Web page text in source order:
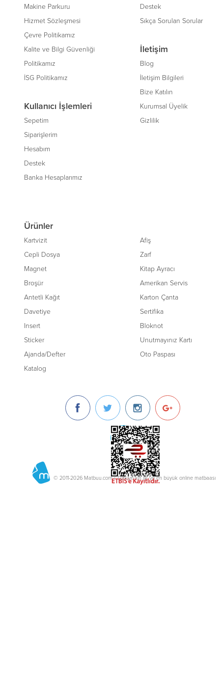
Makine Parkuru
Hizmet Sözleşmesi
Çevre Politikamız
Kalite ve Bilgi Güvenliği
Politikamız
İSG Politikamız
Kullanıcı İşlemleri
Sepetim
Siparişlerim
Hesabım
Destek
Banka Hesaplarımız
Destek
Sıkça Sorulan Sorular
İletişim
Blog
İletişim Bilgileri
Bize Katılın
Kurumsal Üyelik
Gizlilik
Ürünler
Kartvizit
Cepli Dosya
Magnet
Broşür
Antetli Kağıt
Davetiye
Insert
Sticker
Ajanda/Defter
Katalog
Afiş
Zarf
Kitap Ayracı
Amerikan Servis
Karton Çanta
Sertifika
Bloknot
Unutmayınız Kartı
Oto Paspası
© 2011-2026 Matbuu.com / Türkiye'nin ilk ve en büyük online matbaası